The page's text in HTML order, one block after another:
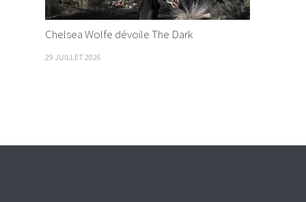
Chelsea Wolfe dévoile The Dark
29 JUILLET 2026